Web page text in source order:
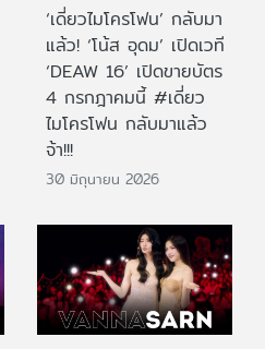
‘เดี่ยวไมโครโฟน’ กลับมา
แล้ว! ‘โน้ส อุดม’ เปิดเวที
‘DEAW 16’ เปิดขายบัตร
4 กรกฎาคมนี้ #เดี่ยว
ไมโครโฟน กลับมาแล้ว
จ้า!!!
30 มิถุนายน 2026